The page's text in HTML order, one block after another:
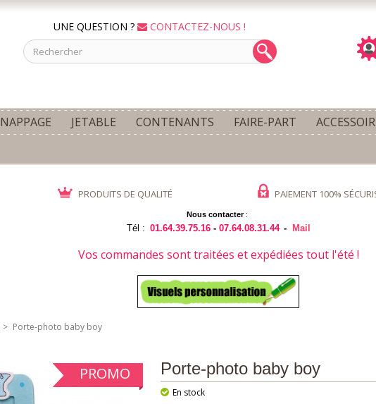
UNE QUESTION ? CONTACTEZ-NOUS !
NAPPAGE JETABLE CONTENANTS FAIRE-PART
PRODUITS DE QUALITÉ PAIEMENT 100%
Nous contacter:
Tél : 01.64.39.75.16 -07.64.08.31.44 - Mail
Vos commandes sont traitées et expédiées tout l'été !
> Porte-photo baby boy
PROMO Porte-photo baby boy
En stock